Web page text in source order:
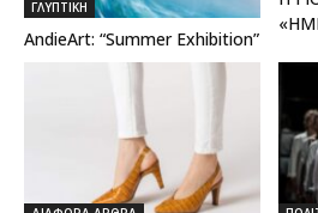
ΓΛΥΠΤΙΚΗ
AndieArt: “Summer Exhibition”